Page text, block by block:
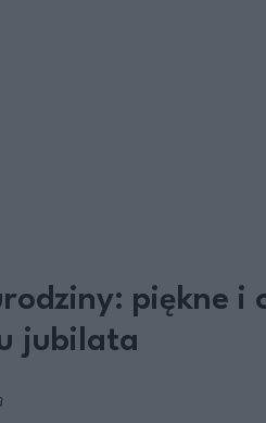
piękne i
jubilata